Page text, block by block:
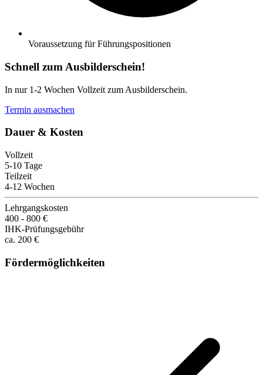
Voraussetzung für Führungspositionen
Schnell zum Ausbilderschein!
In nur 1-2 Wochen Vollzeit zum Ausbilderschein.
Termin ausmachen
Dauer & Kosten
Vollzeit
5-10 Tage
Teilzeit
4-12 Wochen
Lehrgangskosten
400 - 800 €
IHK-Prüfungsgebühr
ca. 200 €
Fördermöglichkeiten